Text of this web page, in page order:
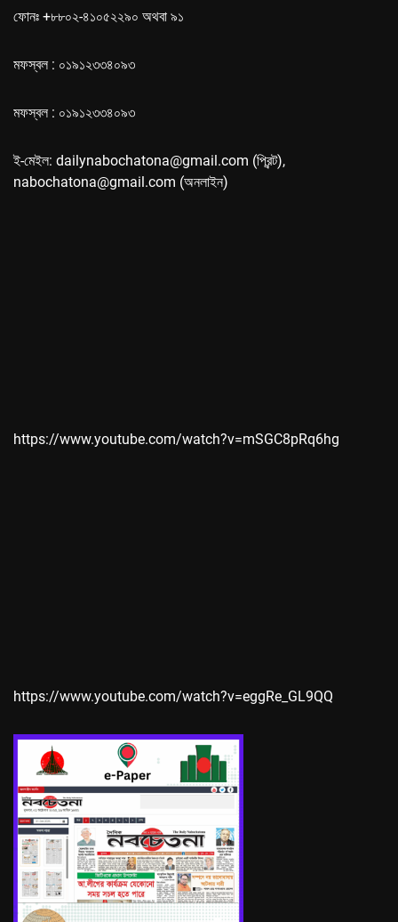
ফোনঃ +৮৮০২-৪১০৫২২৯০ অথবা ৯১
মফস্বল : ০১৯১২৩৩৪০৯৩
মফস্বল : ০১৯১২৩৩৪০৯৩
ই-মেইল: dailynabochatona@gmail.com (প্রিন্ট),
nabochatona@gmail.com (অনলাইন)
https://www.youtube.com/watch?v=mSGC8pRq6hg
https://www.youtube.com/watch?v=eggRe_GL9QQ